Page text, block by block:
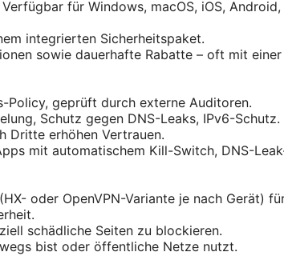
für Windows, macOS, iOS, Android,
integrierten Sicherheitspaket.
sowie dauerhafte Rabatte – oft mit einer
Policy, geprüft durch externe Auditoren.
Schutz gegen DNS-Leaks, IPv6-Schutz.
Dritte erhöhen Vertrauen.
mit automatischem Kill-Switch, DNS-
oder OpenVPN-Variante je nach Gerät)
schädliche Seiten zu blockieren.
bist oder öffentliche Netze nutzt.